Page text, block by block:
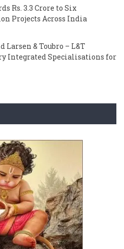
Rs. 3.3 Crore to Six
Projects Across India
& Toubro – L&T
Integrated Specialisations for